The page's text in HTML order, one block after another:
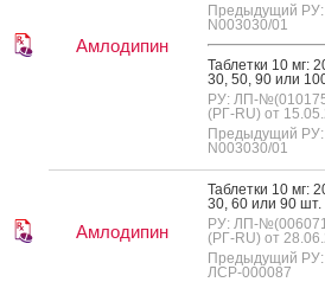
Амлодипин
Предыдущий
N003030/01
Таб­летки 10 мг:
30, 50, 90 или
РУ: ЛП-
(РГ-RU) от
Предыдущий
N003030/01
Амлодипин
Таб­летки 10 мг:
30, 60 или 90 шт.
РУ: ЛП-
(РГ-RU) от
Предыдущий РУ:
ЛСР-000087